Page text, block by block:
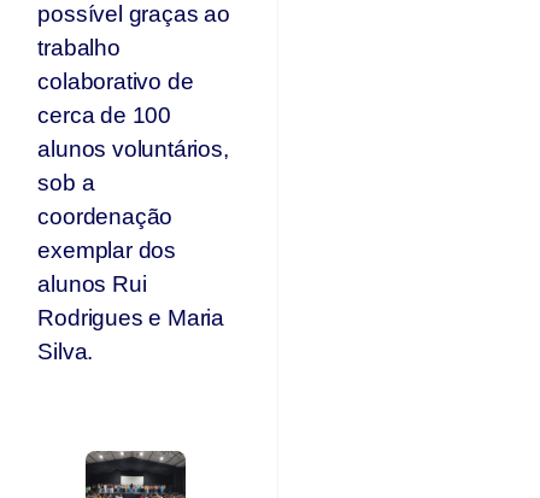
possível graças ao
trabalho
colaborativo de
cerca de 100
alunos voluntários,
sob a
coordenação
exemplar dos
alunos Rui
Rodrigues e Maria
Silva.